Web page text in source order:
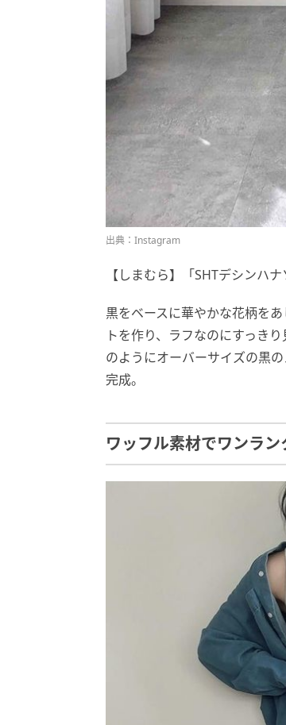
出典：Instagram
【しまむら】「SHTデシンハ
黒をベースに華やかな花柄を
トを作り、ラフなのにすっき
のようにオーバーサイズの黒
完成。
ワッフル素材でワンラ